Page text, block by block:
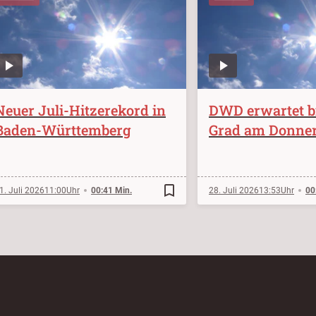
Juli-Hitzerekord in
Württemberg
Juli 202611:00 00:41 Min. bookmark_border
DWD erwartet
Grad am
28. Juli 202613:53